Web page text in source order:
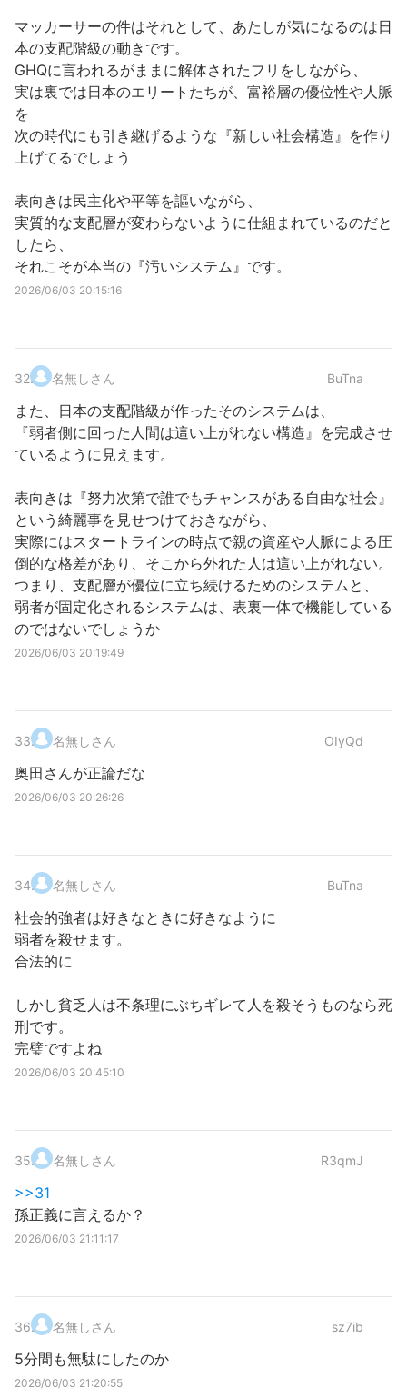
マッカーサーの件はそれとして、あたしが気になるのは日
本の支配階級の動きです。
GHQに言われるがままに解体されたフリをしながら、
実は裏では日本のエリートたちが、富裕層の優位性や人脈
を
次の時代にも引き継げるような『新しい社会構造』を作り
上げてるでしょう
表向きは民主化や平等を謳いながら、
実質的な支配層が変わらないように仕組まれているのだと
したら、
それこそが本当の『汚いシステム』です。
2026/06/03 20:15:16
32. 名無しさん BuTna
また、日本の支配階級が作ったそのシステムは、
『弱者側に回った人間は這い上がれない構造』を完成させ
ているように見えます。
表向きは『努力次第で誰でもチャンスがある自由な社会』
という綺麗事を見せつけておきながら、
実際にはスタートラインの時点で親の資産や人脈による圧
倒的な格差があり、そこから外れた人は這い上がれない。
つまり、支配層が優位に立ち続けるためのシステムと、
弱者が固定化されるシステムは、表裏一体で機能している
のではないでしょうか
2026/06/03 20:19:49
33. 名無しさん OIyQd
奥田さんが正論だな
2026/06/03 20:26:26
34. 名無しさん BuTna
社会的強者は好きなときに好きなように
弱者を殺せます。
合法的に
しかし貧乏人は不条理にぶちギレて人を殺そうものなら死
刑です。
完璧ですよね
2026/06/03 20:45:10
35. 名無しさん R3qmJ
>>31
孫正義に言えるか？
2026/06/03 21:11:17
36. 名無しさん sz7ib
5分間も無駄にしたのか
2026/06/03 21:20:55